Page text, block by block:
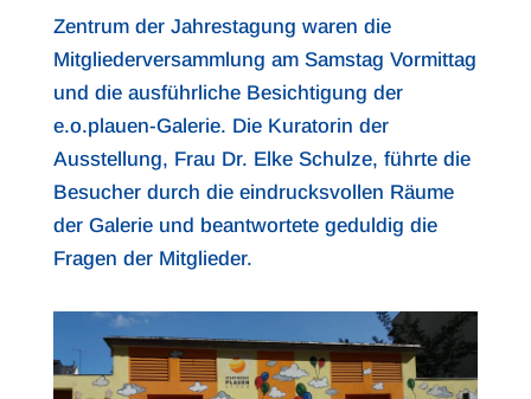
Zentrum der Jahrestagung waren die
Mitgliederversammlung am Samstag Vormittag
und die ausführliche Besichtigung der
e.o.plauen-Galerie. Die Kuratorin der
Ausstellung, Frau Dr. Elke Schulze, führte die
Besucher durch die eindrucksvollen Räume
der Galerie und beantwortete geduldig die
Fragen der Mitglieder.